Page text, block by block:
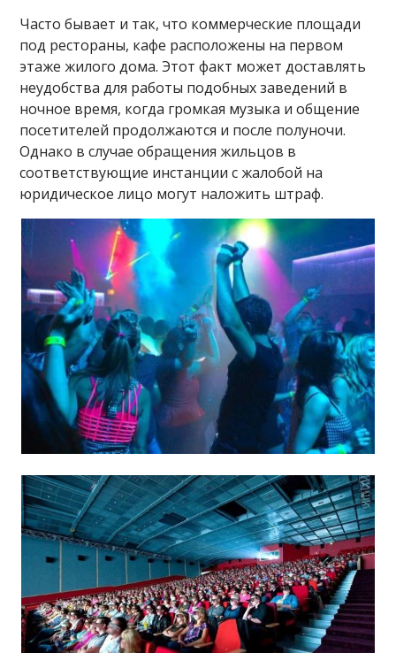
Часто бывает и так, что коммерческие площади
под рестораны, кафе расположены на первом
этаже жилого дома. Этот факт может доставлять
неудобства для работы подобных заведений в
ночное время, когда громкая музыка и общение
посетителей продолжаются и после полуночи.
Однако в случае обращения жильцов в
соответствующие инстанции с жалобой на
юридическое лицо могут наложить штраф.